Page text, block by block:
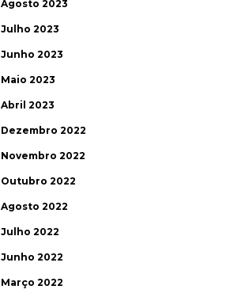
Agosto 2023
Julho 2023
Junho 2023
Maio 2023
Abril 2023
Dezembro 2022
Novembro 2022
Outubro 2022
Agosto 2022
Julho 2022
Junho 2022
Março 2022